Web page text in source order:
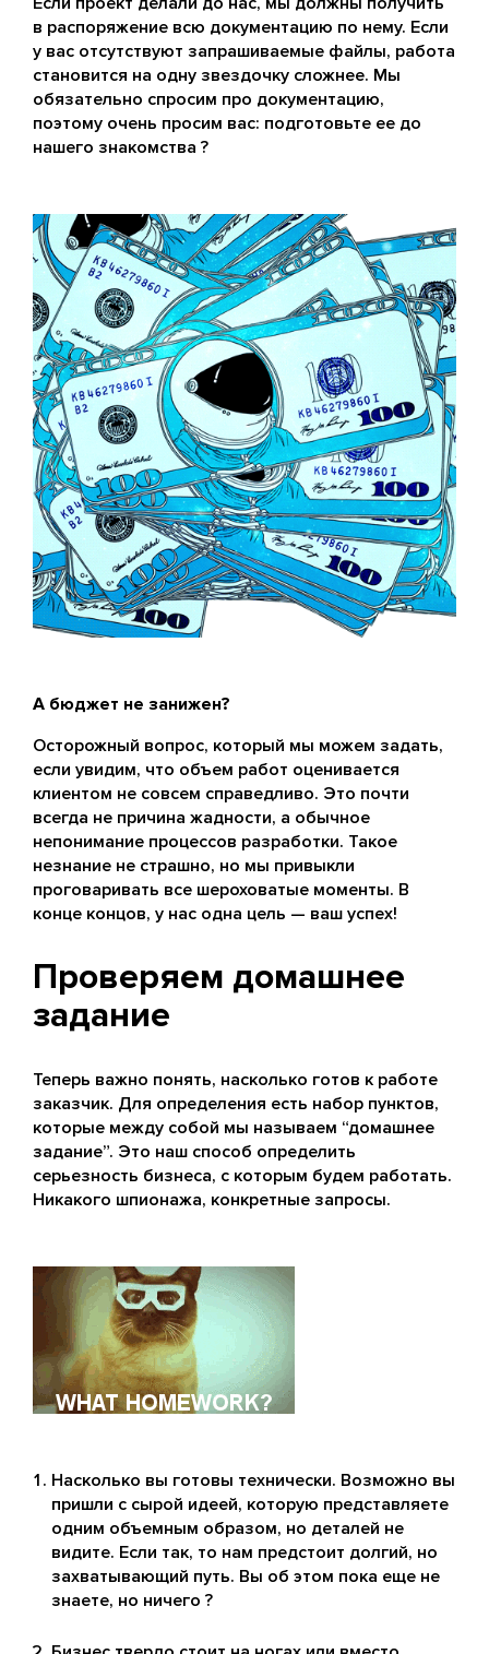
в распоряжение всю документацию по нему. Если
у вас отсутствуют запрашиваемые файлы, работа
становится на одну звездочку сложнее. Мы
обязательно спросим про документацию,
поэтому очень просим вас: подготовьте ее до
нашего знакомства ?
А бюджет не занижен?
Осторожный вопрос, который мы можем задать,
если увидим, что объем работ оценивается
клиентом не совсем справедливо. Это почти
всегда не причина жадности, а обычное
непонимание процессов разработки. Такое
незнание не страшно, но мы привыкли
проговаривать все шероховатые моменты. В
конце концов, у нас одна цель — ваш успех!
Проверяем домашнее
задание
Теперь важно понять, насколько готов к работе
заказчик. Для определения есть набор пунктов,
которые между собой мы называем “домашнее
задание”. Это наш способ определить
серьезность бизнеса, с которым будем работать.
Никакого шпионажа, конкретные запросы.
Насколько вы готовы технически. Возможно вы
пришли с сырой идеей, которую представляете
одним объемным образом, но деталей не
видите. Если так, то нам предстоит долгий, но
захватывающий путь. Вы об этом пока еще не
знаете, но ничего ?